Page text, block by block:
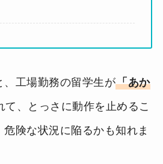
、工場勤務の留学生が「あか
て、とっさに動作を止めるこ
危険な状況に陥るかも知れま